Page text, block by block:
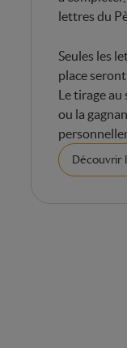
lettres du
Seules les
place
Le tirage
ou la
Découvrir